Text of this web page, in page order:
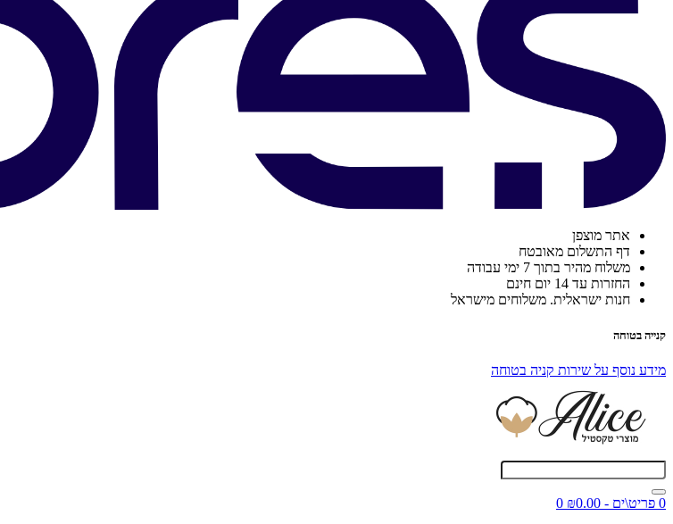
אתר מוצפן
דף התשלום מאובטח
משלוח מהיר בתוך 7 ימי עבודה
החזרות עד 14 יום חינם
חנות ישראלית. משלוחים מישראל
קנייה בטוחה
מידע נוסף על שירות קניה בטוחה
0 פריט\ים - ₪0.00
0